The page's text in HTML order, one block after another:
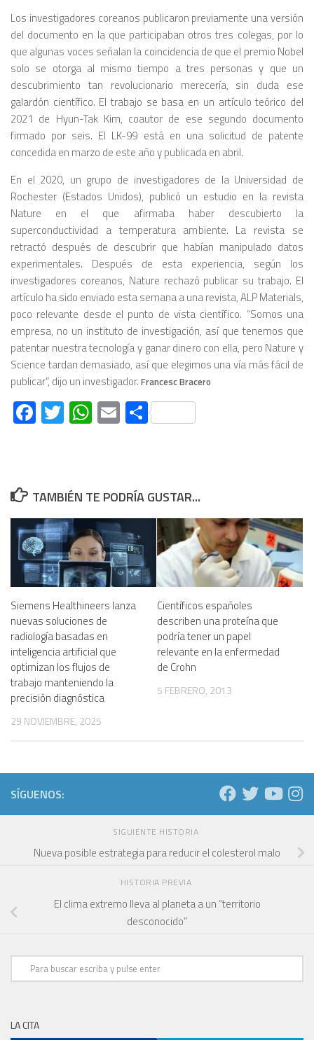
Los investigadores coreanos publicaron previamente una versión
del documento en la que participaban otros tres colegas, por lo
que algunas voces señalan la coincidencia de que el premio Nobel
solo se otorga al mismo tiempo a tres personas y que un
descubrimiento tan revolucionario merecería, sin duda ese
galardón científico. El trabajo se basa en un artículo teórico del
2021 de Hyun-Tak Kim, coautor de ese segundo documento
firmado por seis. El LK-99 está en una solicitud de patente
concedida en marzo de este año y publicada en abril.
En el 2020, un grupo de investigadores de la Universidad de
Rochester (Estados Unidos), publicó un estudio en la revista
Nature en el que afirmaba haber descubierto la
superconductividad a temperatura ambiente. La revista se
retractó después de descubrir que habían manipulado datos
experimentales. Después de esta experiencia, según los
investigadores coreanos, Nature rechazó publicar su trabajo. El
artículo ha sido enviado esta semana a una revista,ALP Materials,
poco relevante desde el punto de vista científico. “Somos una
empresa, no un instituto de investigación, así que tenemos que
patentar nuestra tecnología y ganar dinero con ella, pero Nature y
Science tardan demasiado, así que elegimos una vía más fácil de
publicar”, dijo un investigador. Francesc Bracero
Facebook
Twitter
WhatsApp
EmailCompartir
TAMBIÉN TE PODRÍA GUSTAR...
Siemens Healthineers lanza
nuevas soluciones de
radiología basadas en
inteligencia artificial que
optimizan los flujos de
trabajo manteniendo la
precisión diagnóstica
29 NOVIEMBRE, 2025
Científicos españoles
describen una proteína que
podría tener un papel
relevante en la enfermedad
de Crohn
5 FEBRERO, 2013
SÍGUENOS:
SIGUIENTE HISTORIA
Nueva posible estrategia para reducir el colesterol malo
HISTORIA PREVIA
El clima extremo lleva al planeta a un “territorio
desconocido”
LA CITA